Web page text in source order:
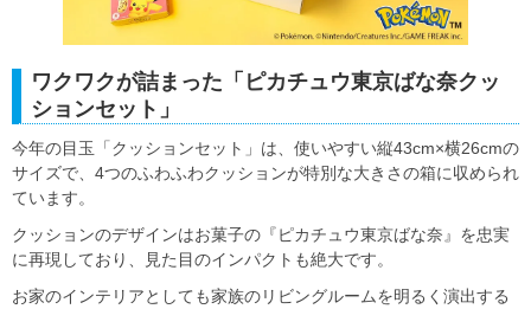
ワクワクが詰まった「ピカチュウ東京ばな奈クッ
ションセット」
今年の目玉「クッションセット」は、使いやすい縦43cm×横26cmの
サイズで、4つのふわふわクッションが特別な大きさの箱に収められ
ています。
クッションのデザインはお菓子の『ピカチュウ東京ばな奈』を忠実
に再現しており、見た目のインパクトも絶大です。
お家のインテリアとしても家族のリビングルームを明るく演出する